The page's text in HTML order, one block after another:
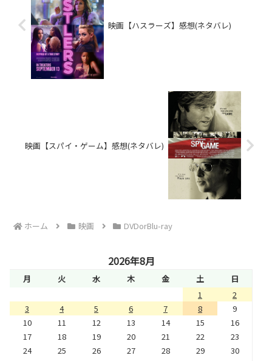
映画【ハスラーズ】感想(ネタバレ)
映画【スパイ・ゲーム】感想(ネタバレ)
ホーム 映画 DVDorBlu-ray
2026年8月
月 火 水 木 金 土
日
1
2
3
4 5 6 7 8
9
10
11 12 13 14 15
16
17
18 19 20 21 22
23
24
25 26 27 28 29
30